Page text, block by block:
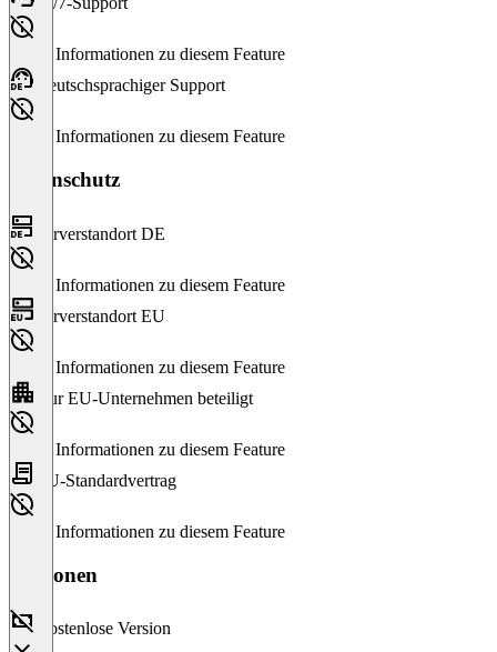
Keine Informationen zu diesem Feature
Deutschsprachiger Support
Keine Informationen zu diesem Feature
Datenschutz
Serverstandort DE
Keine Informationen zu diesem Feature
Serverstandort EU
Keine Informationen zu diesem Feature
Nur EU-Unternehmen beteiligt
Keine Informationen zu diesem Feature
EU-Standardvertrag
Keine Informationen zu diesem Feature
Versionen
Kostenlose Version